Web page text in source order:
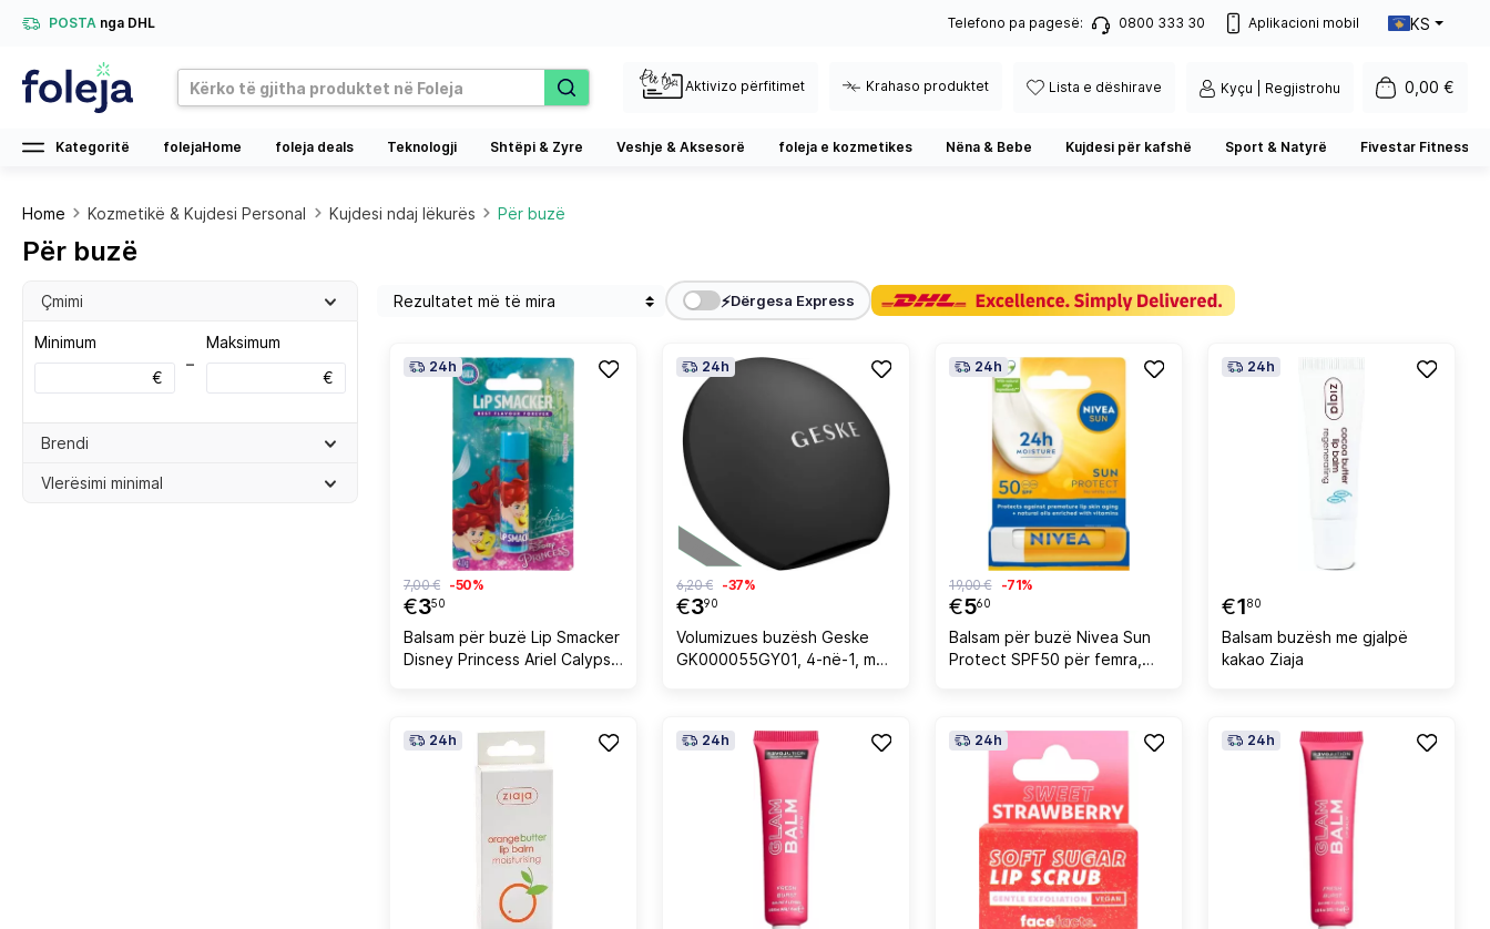
POSTA nga DHL Telefono pa pagesë: 0800 333 30 Aplikacioni mobil KS
Aktivizo përfitimet Krahaso produktet Lista e dëshirave Kyçu | Regjistrohu 0,00 €
Kategoritë folejaHome foleja deals Teknologji Shtëpi & Zyre Veshje & Aksesorë foleja e kozmetikes Nëna & Bebe Kujdesi për kafshë Sport & Natyrë Fivestar Fitness
Home Kozmetikë & Kujdesi Personal Kujdesi ndaj lëkurës Për buzë
Për buzë
Brendi
Çmimi
Minimum
€
–
Maksimum
€
Vlerësimi minimal
⚡Dërgesa Express
24h
€350
7,00 € -50%
Balsam për buzë Lip Smacker
Disney Princess Ariel Calypso
24h
€390
6,20 € -37%
Volumizues buzësh Geske
GK000055GY01, 4-në-1, me
24h
€560
19,00 € -71%
Balsam për buzë Nivea Sun
Protect SPF50 për femra,
24h
€180
Balsam buzësh me gjalpë
kakao Ziaja
24h 24h 24h 24h